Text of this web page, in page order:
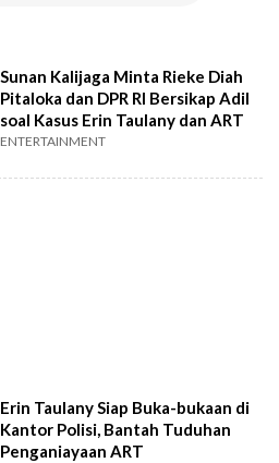
Sunan Kalijaga Minta Rieke Diah
Pitaloka dan DPR RI Bersikap Adil
soal Kasus Erin Taulany dan ART
ENTERTAINMENT
Erin Taulany Siap Buka-bukaan di
Kantor Polisi, Bantah Tuduhan
Penganiayaan ART